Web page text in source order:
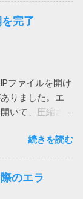
）。わけのわ
を与えていま
て、それの意
大丈夫みたい
なるとは。 も
はやめて、
る Microsoft
2022/9/1 追
対策を試して
。 通話する際
ます。 そこ
） これで、通
リインストー
気がします。
切れる 別のユー
記対策を行っ
しかも、私か
完了
ファイルを開け
りました。エ
いて、圧縮さ
展開先ファイ
というメッセ
身が表示され
できるので、
続きを読む
のエラ